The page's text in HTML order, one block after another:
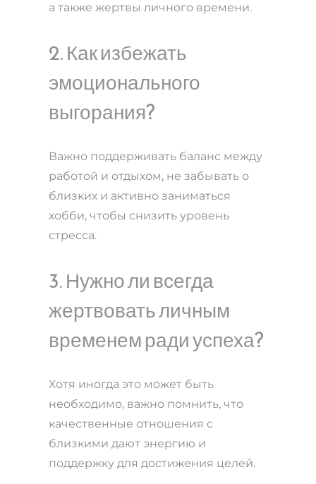
а также жертвы личного времени.
2. Как избежать
эмоционального
выгорания?
Важно поддерживать баланс между
работой и отдыхом, не забывать о
близких и активно заниматься
хобби, чтобы снизить уровень
стресса.
3. Нужно ли всегда
жертвовать личным
временем ради успеха?
Хотя иногда это может быть
необходимо, важно помнить, что
качественные отношения с
близкими дают энергию и
поддержку для достижения целей.